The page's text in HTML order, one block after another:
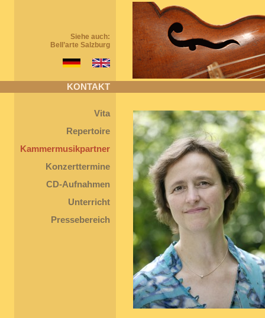
Siehe auch:
Bell’arte Salzburg
KONTAKT
Vita
Repertoire
Kammermusikpartner
Konzerttermine
CD-Aufnahmen
Unterricht
Pressebereich